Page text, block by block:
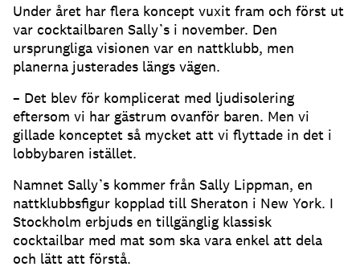
Under året har flera koncept vuxit fram och först ut
var cocktailbaren Sally’s i november. Den
ursprungliga visionen var en nattklubb, men
planerna justerades längs vägen.
– Det blev för komplicerat med ljudisolering
eftersom vi har gästrum ovanför baren. Men vi
gillade konceptet så mycket att vi flyttade in det i
lobbybaren istället.
Namnet Sally’s kommer från Sally Lippman, en
nattklubbsfigur kopplad till Sheraton i New York. I
Stockholm erbjuds en tillgänglig klassisk
cocktailbar med mat som ska vara enkel att dela
och lätt att förstå.